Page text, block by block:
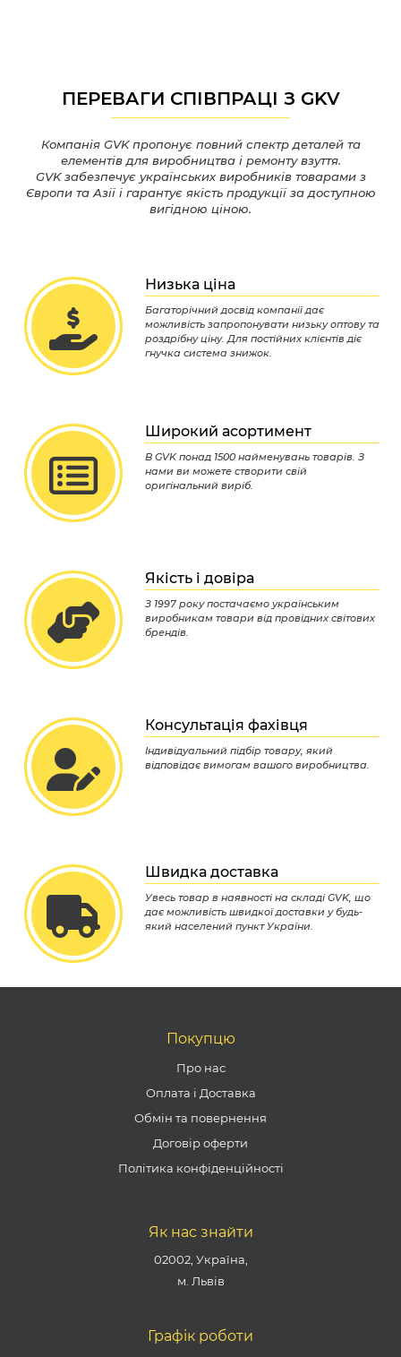
ПЕРЕВАГИ СПІВПРАЦІ З GKV
Компанія GVK пропонує повний спектр деталей та
елементів для виробництва і ремонту взуття.
GVK забезпечує українських виробників товарами з
Європи та Азії і гарантує якість продукції за доступною
вигідною ціною.
Низька ціна
Багаторічний досвід компанії дає
можливість запропонувати низьку оптову та
роздрібну ціну. Для постійних клієнтів діє
гнучка система знижок.
Широкий асортимент
В GVK понад 1500 найменувань товарів. З
нами ви можете створити свій
оригінальний виріб.
Якість і довіра
З 1997 року постачаємо українським
виробникам товари від провідних світових
брендів.
Консультація фахівця
Індивідуальний підбір товару, який
відповідає вимогам вашого виробництва.
Швидка доставка
Увесь товар в наявності на складі GVK, що
дає можливість швидкої доставки у будь-
який населений пункт України.
Покупцю
Про нас
Оплата і Доставка
Обмін та повернення
Договір оферти
Політика конфіденційності
Як нас знайти
02002, Україна,
м. Львів
Графік роботи